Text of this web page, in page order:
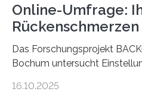
Online-Umfrage:
Das Forschungsprojekt
Bochum untersucht
gehören zu den häufigsten
16.10.2025